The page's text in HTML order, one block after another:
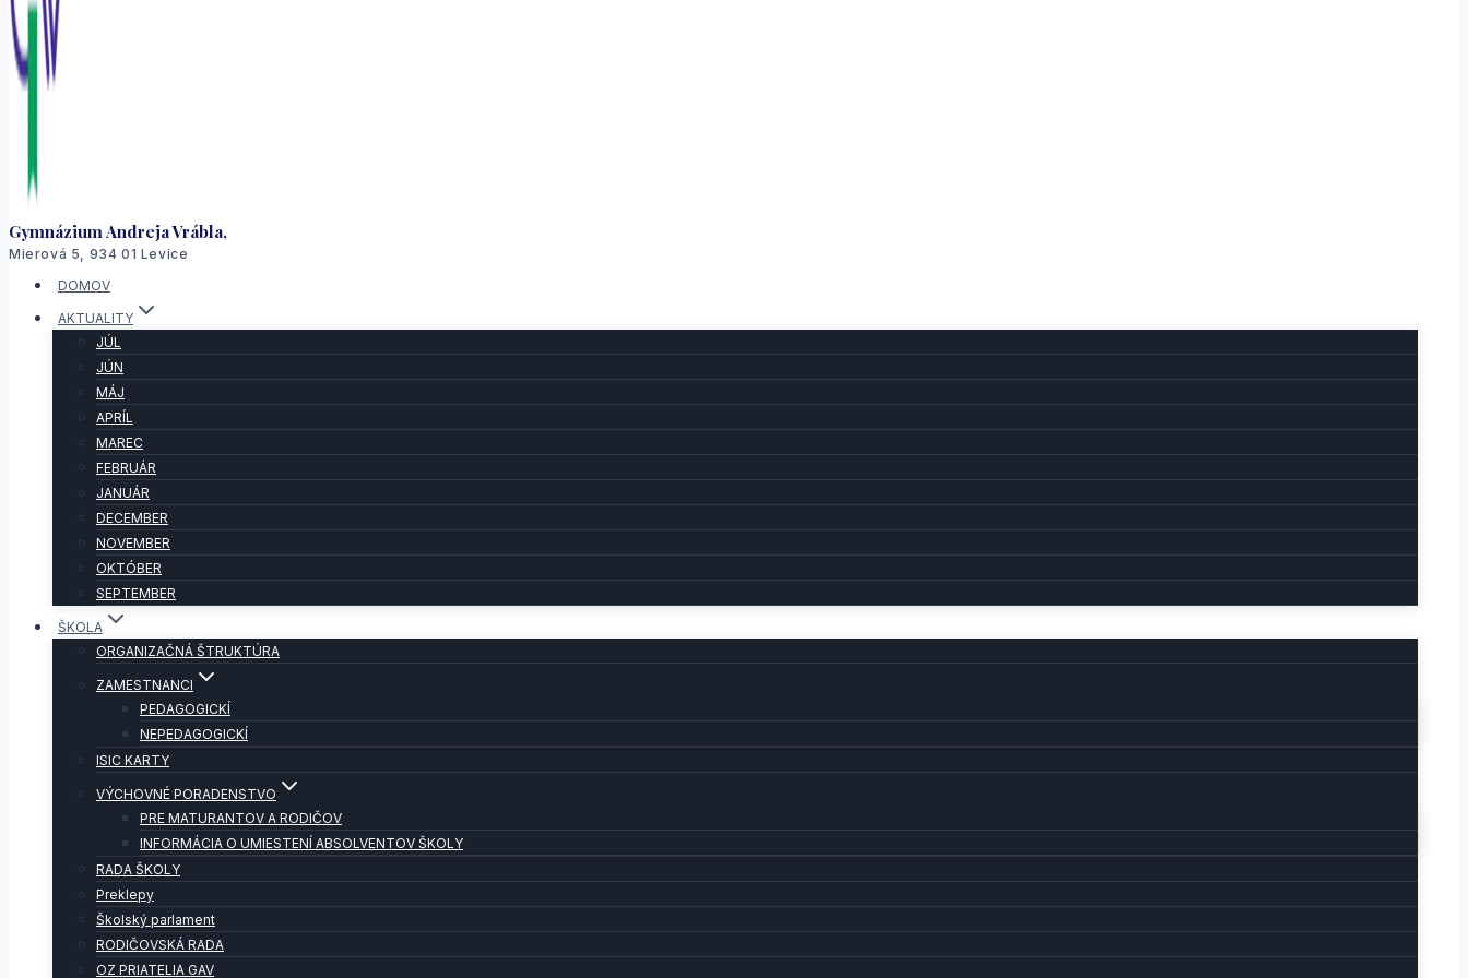
Gymnázium Andreja Vrábla,
Mierová 5, 934 01 Levice
DOMOV
AKTUALITY
JÚL
JÚN
MÁJ
APRÍL
MAREC
FEBRUÁR
JANUÁR
DECEMBER
NOVEMBER
OKTÓBER
SEPTEMBER
ŠKOLA
ORGANIZAČNÁ ŠTRUKTÚRA
ZAMESTNANCI
PEDAGOGICKÍ
NEPEDAGOGICKÍ
ISIC KARTY
VÝCHOVNÉ PORADENSTVO
PRE MATURANTOV A RODIČOV
INFORMÁCIA O UMIESTENÍ ABSOLVENTOV ŠKOLY
RADA ŠKOLY
Preklepy
Školský parlament
RODIČOVSKÁ RADA
OZ PRIATELIA GAV